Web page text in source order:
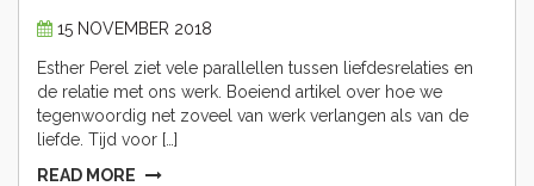
15 NOVEMBER 2018
Esther Perel ziet vele parallellen tussen liefdesrelaties en
de relatie met ons werk. Boeiend artikel over hoe we
tegenwoordig net zoveel van werk verlangen als van de
liefde. Tijd voor […]
READ MORE